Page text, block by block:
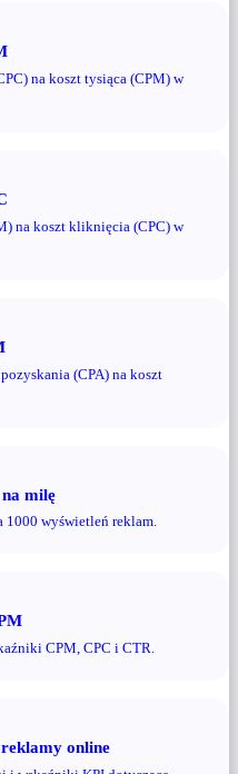
na koszt tysiąca (CPM) w
na koszt kliknięcia (CPC) w
(CPA) na koszt
milę
1000 wyświetleń reklam.
CPM, CPC i CTR.
online